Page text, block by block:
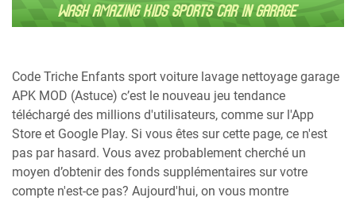
Code Triche Enfants sport voiture lavage nettoyage garage
APK MOD (Astuce) c’est le nouveau jeu tendance
téléchargé des millions d'utilisateurs, comme sur l'App
Store et Google Play. Si vous êtes sur cette page, ce n'est
pas par hasard. Vous avez probablement cherché un
moyen d’obtenir des fonds supplémentaires sur votre
compte n'est-ce pas? Aujourd'hui, on vous montre